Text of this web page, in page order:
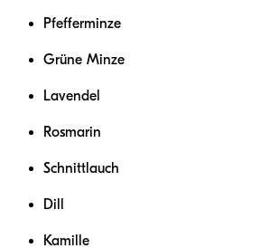
Pfefferminze
Grüne Minze
Lavendel
Rosmarin
Schnittlauch
Dill
Kamille